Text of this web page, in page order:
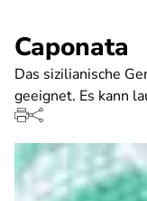
Caponata
Das sizilianische
geeignet. Es kann